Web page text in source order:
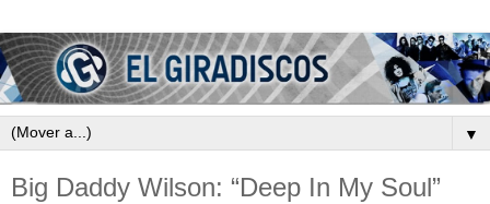
▼
Big Daddy Wilson: “Deep In My Soul”